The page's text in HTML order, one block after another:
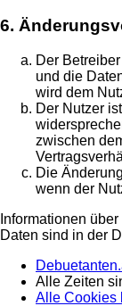
6.
Der
und die
wird dem
Der Nutzer
zwischen
Die
wenn der
Informationen
Daten sind in der
Alle Zeiten
Alle Cookies